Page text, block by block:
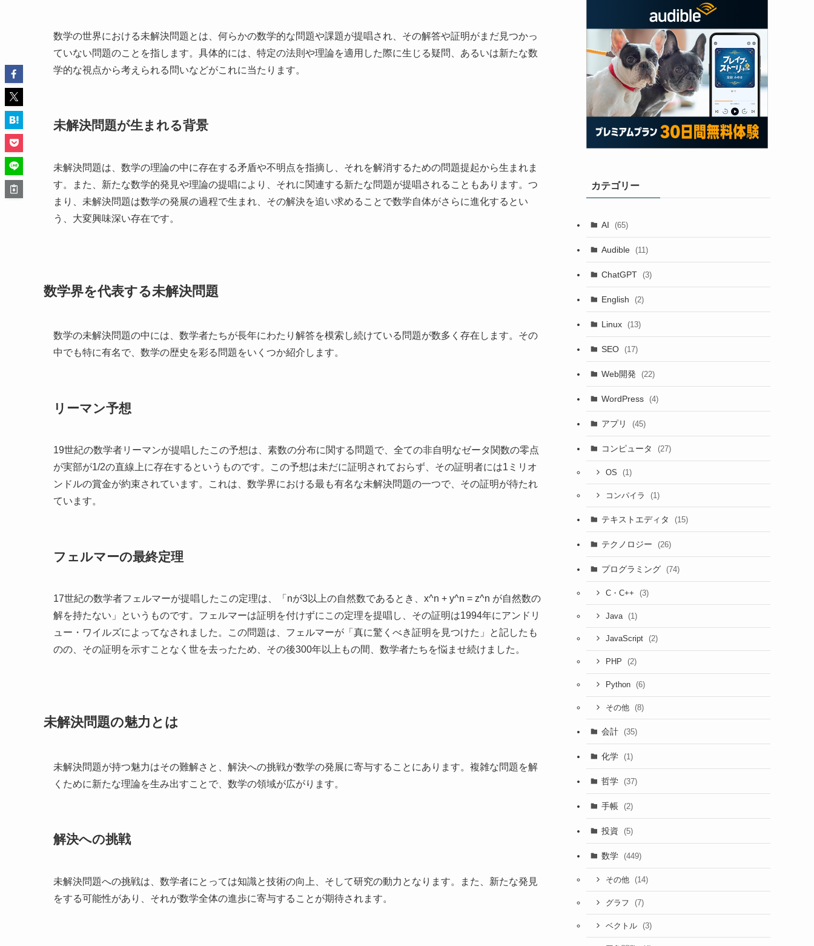
数学の世界における未解決問題とは、何らかの数学的な問題や課題が提唱され、その解答や証明がまだ見つかっ
ていない問題のことを指します。具体的には、特定の法則や理論を適用した際に生じる疑問、あるいは新たな数
学的な視点から考えられる問いなどがこれに当たります。
未解決問題が生まれる背景
未解決問題は、数学の理論の中に存在する矛盾や不明点を指摘し、それを解消するための問題提起から生まれま
す。また、新たな数学的発見や理論の提唱により、それに関連する新たな問題が提唱されることもあります。つ
まり、未解決問題は数学の発展の過程で生まれ、その解決を追い求めることで数学自体がさらに進化するとい
う、大変興味深い存在です。
数学界を代表する未解決問題
数学の未解決問題の中には、数学者たちが長年にわたり解答を模索し続けている問題が数多く存在します。その
中でも特に有名で、数学の歴史を彩る問題をいくつか紹介します。
リーマン予想
19世紀の数学者リーマンが提唱したこの予想は、素数の分布に関する問題で、全ての非自明なゼータ関数の零点
が実部が1/2の直線上に存在するというものです。この予想は未だに証明されておらず、その証明者には1ミリオ
ンドルの賞金が約束されています。これは、数学界における最も有名な未解決問題の一つで、その証明が待たれ
ています。
フェルマーの最終定理
17世紀の数学者フェルマーが提唱したこの定理は、「nが3以上の自然数であるとき、x^n + y^n = z^n が自然数の
解を持たない」というものです。フェルマーは証明を付けずにこの定理を提唱し、その証明は1994年にアンドリ
ュー・ワイルズによってなされました。この問題は、フェルマーが「真に驚くべき証明を見つけた」と記したも
のの、その証明を示すことなく世を去ったため、その後300年以上もの間、数学者たちを悩ませ続けました。
未解決問題の魅力とは
未解決問題が持つ魅力はその難解さと、解決への挑戦が数学の発展に寄与することにあります。複雑な問題を解
くために新たな理論を生み出すことで、数学の領域が広がります。
解決への挑戦
未解決問題への挑戦は、数学者にとっては知識と技術の向上、そして研究の動力となります。また、新たな発見
をする可能性があり、それが数学全体の進歩に寄与することが期待されます。
カテゴリー
AI (65)
Audible (11)
ChatGPT (3)
English (2)
Linux (13)
SEO (17)
Web開発 (22)
WordPress (4)
アプリ (45)
コンピュータ (27)
OS (1)
コンパイラ (1)
テキストエディタ (15)
テクノロジー (26)
プログラミング (74)
C・C++ (3)
Java (1)
JavaScript (2)
PHP (2)
Python (6)
その他 (8)
会計 (35)
化学 (1)
哲学 (37)
手帳 (2)
投資 (5)
数学 (449)
その他 (14)
グラフ (7)
ベクトル (3)